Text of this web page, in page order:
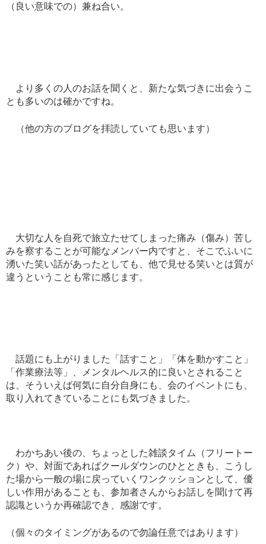
（良い意味での）兼ね合い。
より多くの人のお話を聞くと、新たな気づきに出会うこ
とも多いのは確かですね。
（他の方のブログを拝読していても思います）
大切な人を自死で旅立たせてしまった痛み（傷み）苦し
みを察することが可能なメンバー内ですと、そこでふいに
湧いた笑い話があったとしても、他で見せる笑いとは質が
違うということも常に感じます。
話題にも上がりました「話すこと」「体を動かすこと」
「作業療法等」、メンタルヘルス的に良いとされること
は、そういえば何気に自分自身にも、会のイベントにも、
取り入れてきていることにも気づきました。
わかちあい後の、ちょっとした雑談タイム（フリートー
ク）や、対面であればクールダウンのひとときも、こうし
た場から一般の場に戻っていくワンクッションとして、優
しい作用があることも、参加者さんからお話しを聞けて再
認識というか再確認でき、感謝です。
（個々のタイミングがあるので勿論任意ではあります）